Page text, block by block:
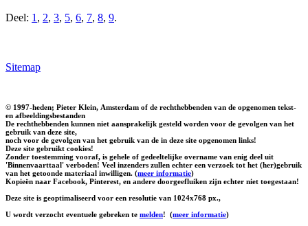
Deel: 1 , 2, 3, 5, 6, 7, 8, 9.
Sitemap
© 1997-heden; Pieter Klein, Amsterdam of de rechthebbenden van de opgenomen tekst-
en afbeeldingsbestanden
De rechthebbenden kunnen niet aansprakelijk gesteld worden voor de gevolgen van het
gebruik van deze site,
noch voor de gevolgen van het gebruik van de in deze site opgenomen links!
Deze site gebruikt cookies!
Zonder toestemming vooraf, is gehele of gedeeltelijke overname van enig deel uit
'Binnenvaarttaal' verboden! Veel inzenders zullen echter een verzoek tot het (her)gebruik
van het getoonde materiaal inwilligen. (meer informatie)
Kopieën naar Facebook, Pinterest, en andere doorgeefluiken zijn echter niet toegestaan!
Deze site is geoptimaliseerd voor een resolutie van 1024x768 px.,
U wordt verzocht eventuele gebreken te melden! (meer informatie)